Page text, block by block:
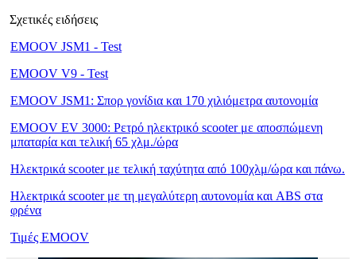
Σχετικές ειδήσεις
EMOOV JSM1 - Test
EMOOV V9 - Test
EMOOV JSM1: Σπορ γονίδια και 170 χιλιόμετρα αυτονομία
EMOOV EV 3000: Ρετρό ηλεκτρικό scooter με αποσπώμενη
μπαταρία και τελική 65 χλμ./ώρα
Ηλεκτρικά scooter με τελική ταχύτητα από 100χλμ/ώρα και πάνω.
Ηλεκτρικά scooter με τη μεγαλύτερη αυτονομία και ABS στα
φρένα
Τιμές EMOOV